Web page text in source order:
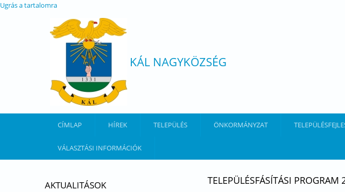
Ugrás a tartalomra
KÁL NAGYKÖZSÉG
CÍMLAP HÍREK TELEPÜLÉS ÖNKORMÁNYZAT
VÁLASZTÁSI INFORMÁCIÓK
TELEPÜLÉSFÁSÍTÁSI PROGRAM
AKTUALITÁSOK